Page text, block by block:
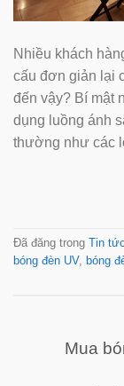
Nhiều khách
cấu đơn giản lại
đến vậy? Bí mật
dụng luồng ánh
thường như các
Đã đăng trong Tin tức
bóng đèn UV, bóng
Mua